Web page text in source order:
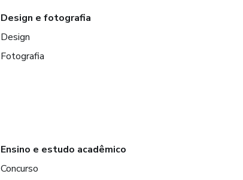
Design e fotografia
Design
Fotografia
Ensino e estudo acadêmico
Concurso